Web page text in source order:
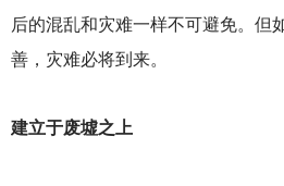
后的混乱和灾难一样不可避免。但
善，灾难必将到来。
建立于废墟之上